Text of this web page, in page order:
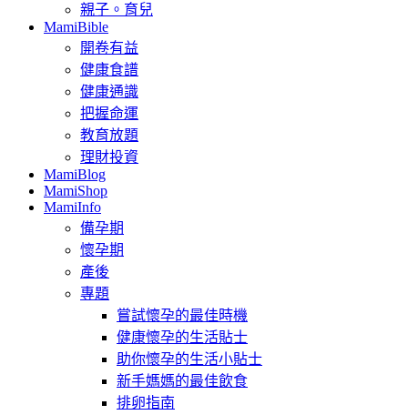
親子。育兒
MamiBible
開卷有益
健康食譜
健康通識
把握命運
教育放題
理財投資
MamiBlog
MamiShop
MamiInfo
備孕期
懷孕期
產後
專題
嘗試懷孕的最佳時機
健康懷孕的生活貼士
助你懷孕的生活小貼士
新手媽媽的最佳飲食
排卵指南